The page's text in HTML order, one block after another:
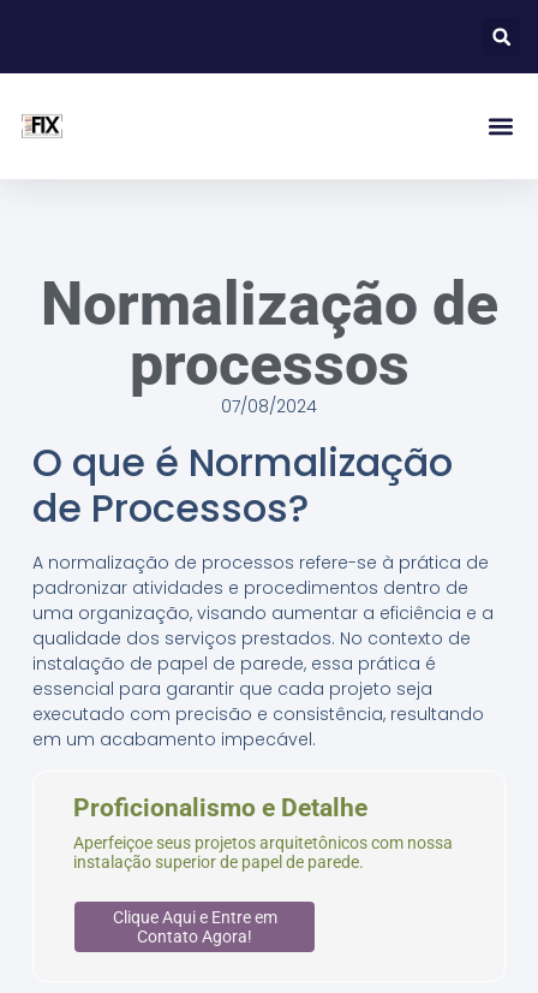
Normalização de
processos
07/08/2024
O que é Normalização
de Processos?
A normalização de processos refere-se à prática de
padronizar atividades e procedimentos dentro de
uma organização, visando aumentar a eficiência e a
qualidade dos serviços prestados. No contexto de
instalação de papel de parede, essa prática é
essencial para garantir que cada projeto seja
executado com precisão e consistência, resultando
em um acabamento impecável.
Proficionalismo e Detalhe
Aperfeiçoe seus projetos arquitetônicos com nossa
instalação superior de papel de parede.
Clique Aqui e Entre em
Contato Agora!